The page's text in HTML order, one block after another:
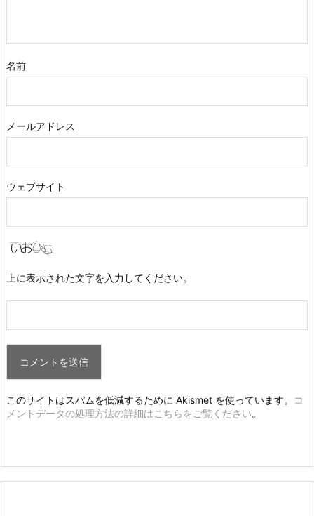
名前
メールアドレス
ウェブサイト
上に表示された文字を入力してください。
このサイトはスパムを低減するために Akismet を使っています。
コ
メントデータの処理方法の詳細はこちらをご覧ください。